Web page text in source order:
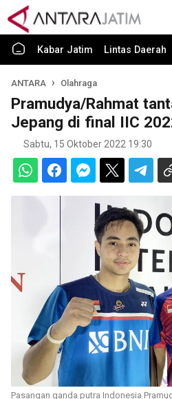
Kabar Jatim Lintas Daerah
ANTARA Olahraga
Pramudya/Rahmat
Jepang di final IIC
Sabtu, 15 Oktober 2022 19:30
Pasangan ganda putra Indonesia